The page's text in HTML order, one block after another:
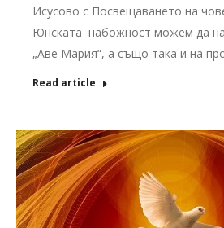
Исусово с Посвещаването на
Юнската набожност можем да
„Аве Мария“, а също така и на
Read article